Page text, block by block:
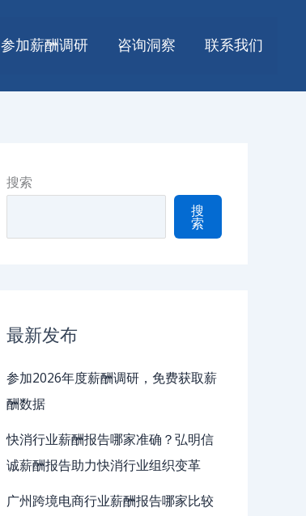
参加薪酬调研 咨询洞察 联系我们
搜索
搜
索
最新发布
参加2026年度薪酬调研，免费获取薪
酬数据
快消行业薪酬报告哪家准确？弘明信
诚薪酬报告助力快消行业组织变革
广州跨境电商行业薪酬报告哪家比较